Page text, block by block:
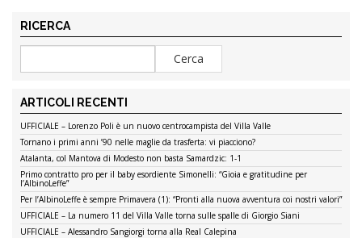
RICERCA
ARTICOLI RECENTI
UFFICIALE – Lorenzo Poli è un nuovo centrocampista del Villa Valle
Tornano i primi anni ’90 nelle maglie da trasferta: vi piacciono?
Atalanta, col Mantova di Modesto non basta Samardzic: 1-1
Primo contratto pro per il baby esordiente Simonelli: “Gioia e gratitudine per
l’AlbinoLeffe”
Per l’AlbinoLeffe è sempre Primavera (1): “Pronti alla nuova avventura coi nostri valori”
UFFICIALE – La numero 11 del Villa Valle torna sulle spalle di Giorgio Siani
UFFICIALE – Alessandro Sangiorgi torna alla Real Calepina